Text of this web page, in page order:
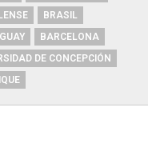
BRASIL
BARCELONA
DE CONCEPCIÓN